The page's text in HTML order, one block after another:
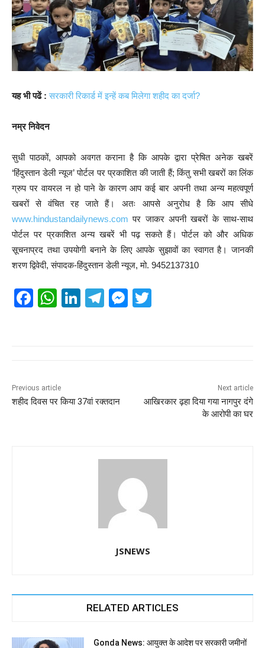
यह भी पढें : सरकारी रिकार्ड में इन्हें कब मिलेगा शहीद का दर्जा?
नम्र निवेदन
सुधी पाठकों, आपको अवगत कराना है कि आपके द्वारा प्रेषित अनेक खबरें
‘हिंदुस्तान डेली न्यूज’ पोर्टल पर प्रकाशित की जाती हैं; किंतु सभी खबरों का लिंक
ग्रुप पर वायरल न हो पाने के कारण आप कई बार अपनी तथा अन्य महत्वपूर्ण
खबरों से वंचित रह जाते हैं। अतः आपसे अनुरोध है कि आप सीधे
www.hindustandailynews.com पर जाकर अपनी खबरों के साथ-साथ
पोर्टल पर प्रकाशित अन्य खबरें भी पढ़ सकते हैं। पोर्टल को और अधिक
सूचनाप्रद तथा उपयोगी बनाने के लिए आपके सुझावों का स्वागत है। जानकी
शरण द्विवेदी, संपादक-हिंदुस्तान डेली न्यूज, मो. 9452137310
F
o
o
W
p
p
Li
n
T
M
Previous article
शहीद दिवस पर किया 37वां रक्तदान
Next article
आखिरकार ढ़हा दिया गया नागपुर दंगे
के आरोपी का घर
JSNEWS
RELATED ARTICLES
Gonda News: आयुक्त के आदेश पर सरकारी जमीनों